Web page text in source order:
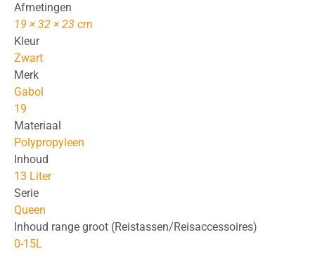
Afmetingen
19 × 32 × 23 cm
Kleur
Zwart
Merk
Gabol
19
Materiaal
Polypropyleen
Inhoud
13 Liter
Serie
Queen
Inhoud range groot (Reistassen/Reisaccessoires)
0-15L